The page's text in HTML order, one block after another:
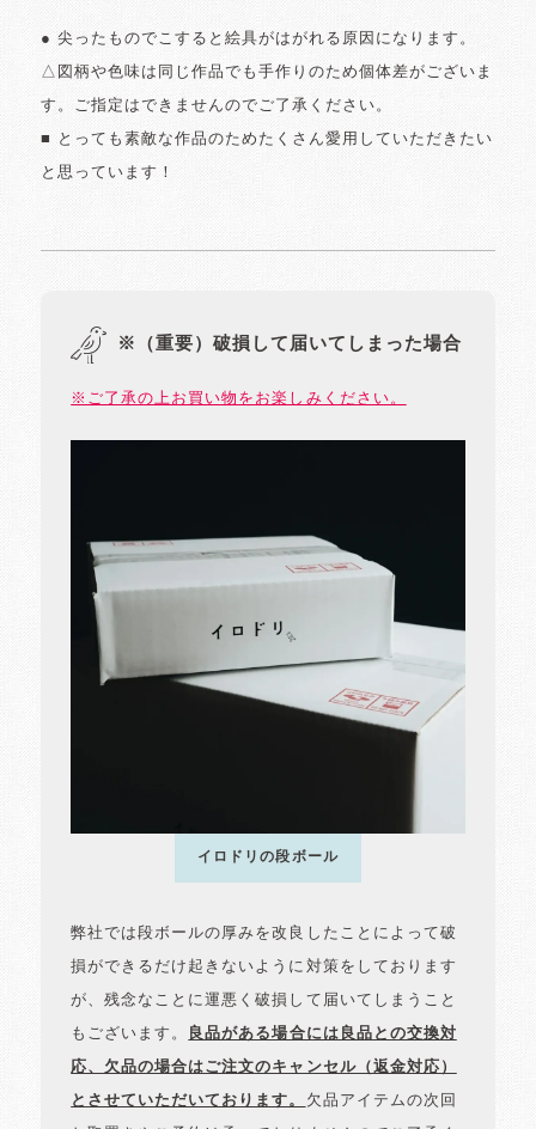
● 尖ったものでこすると絵具がはがれる原因になります。
△図柄や色味は同じ作品でも手作りのため個体差がございま
す。ご指定はできませんのでご了承ください。
■ とっても素敵な作品のためたくさん愛用していただきたい
と思っています！
※（重要）破損して届いてしまった場合
※ご了承の上お買い物をお楽しみください。
イロドリの段ボール
弊社では段ボールの厚みを改良したことによって破
損ができるだけ起きないように対策をしております
が、残念なことに運悪く破損して届いてしまうこと
もございます。 良品がある場合には良品との交換対
応、欠品の場合はご注文のキャンセル（返金対応）
とさせていただいております。 欠品アイテムの次回